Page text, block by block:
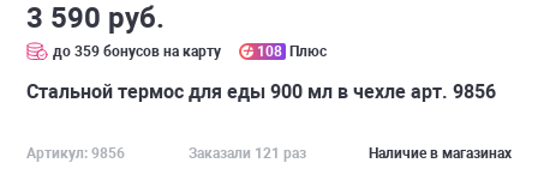
3 590 руб.
до 359 бонусов на карту 108 Плюс
Стальной термос для еды 900 мл в чехле арт. 9856
Артикул: 9856 Заказали 121 раз Наличие в магазинах